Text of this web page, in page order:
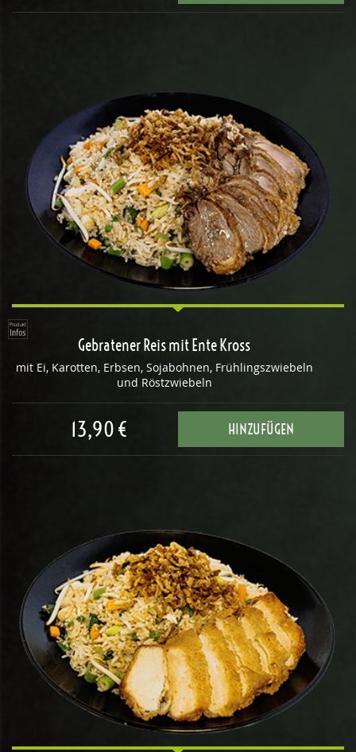
Gebratener Reis mit Ente Kross
mit Ei, Karotten, Erbsen, Sojabohnen, Frühlingszwiebeln
und Röstzwiebeln
13,90 € HINZUFÜGEN